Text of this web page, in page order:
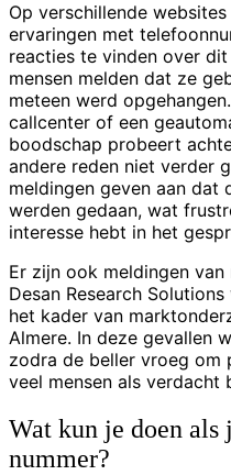
Op verschillende
ervaringen met
reacties te vinden over
mensen melden dat ze
meteen werd
callcenter of een
boodschap probeert
andere reden niet verder
meldingen geven aan dat
werden gedaan, wat
interesse hebt in het
Er zijn ook meldingen
Desan Research
het kader van
Almere. In deze gevallen
zodra de beller vroeg om
veel mensen als verdacht
Wat kun je doen
nummer?